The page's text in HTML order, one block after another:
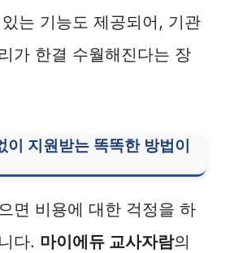
는 기능도 제공되어, 기관
가 한결 수월해진다는 장
이 지원받는 똑똑한 방법이
면 비용에 대한 걱정을 하
다. 마이에듀 교사자람의